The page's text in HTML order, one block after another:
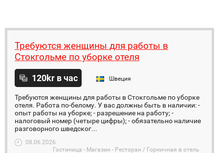
Требуются женщины для работы в
Стокгольме по уборке отеля
120kr в час Швеция
Требуются женщины для работы в Стокгольме по уборке
отеля. Работа по-белому. У вас должны быть в наличии: -
опыт работы на уборке; - разрешение на работу; -
налоговый номер (четыре цифры); - обязательно наличие
разговорного шведског...
08.06.2026
Гостиница - Магазин - Ресторан / Горничная в отель